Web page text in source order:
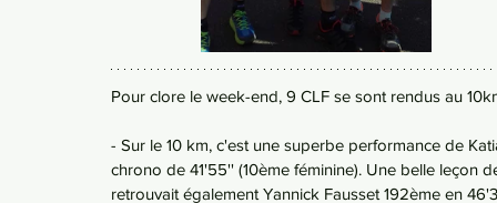
Pour clore le week-end, 9 CLF se sont rendus au
- Sur le 10 km, c'est une superbe performance de
chrono de 41'55'' (10ème féminine). Une belle leçon
retrouvait également Yannick Fausset 192ème en